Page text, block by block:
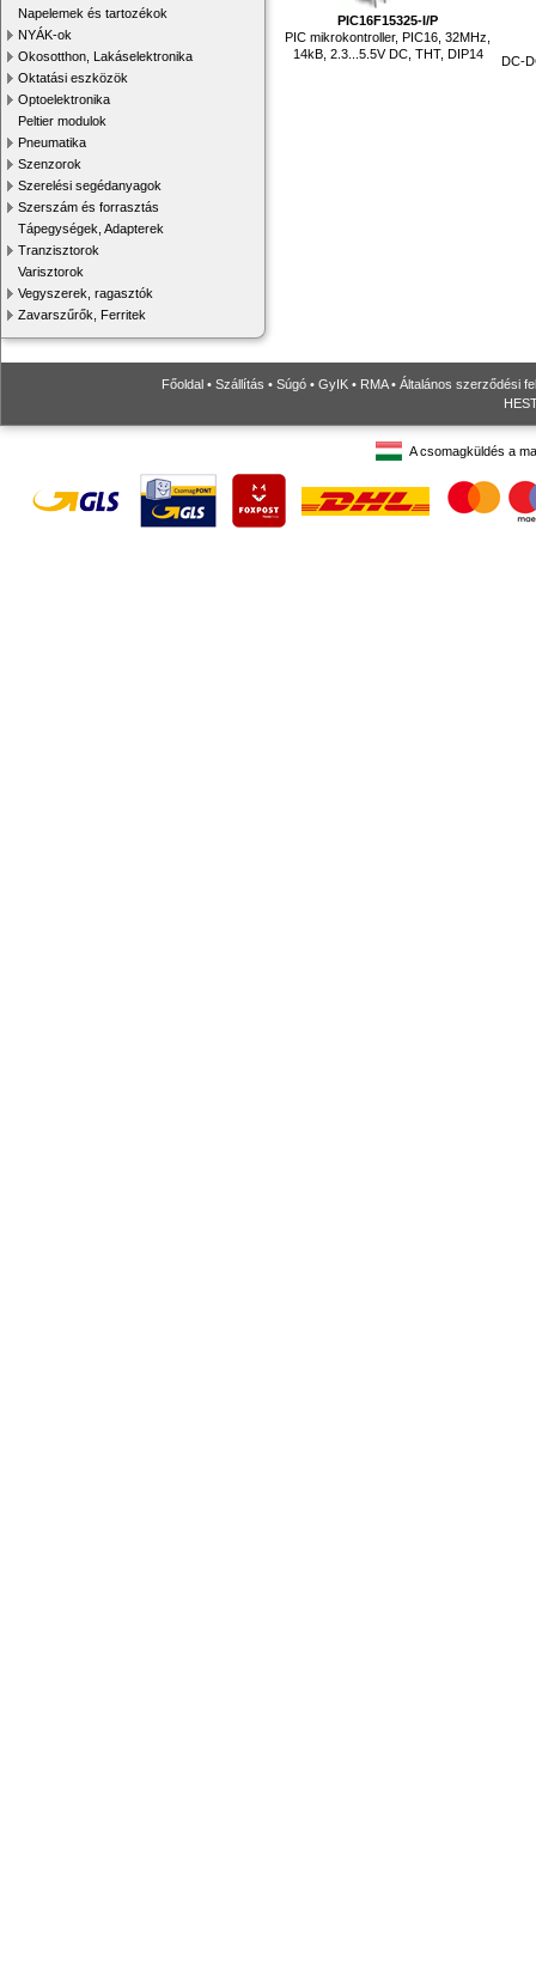
Napelemek és tartozékok
NYÁK-ok
Okosotthon, Lakáselektronika
Oktatási eszközök
Optoelektronika
Peltier modulok
Pneumatika
Szenzorok
Szerelési segédanyagok
Szerszám és forrasztás
Tápegységek, Adapterek
Tranzisztorok
Varisztorok
Vegyszerek, ragasztók
Zavarszűrők, Ferritek
PIC16F15325-I/P
PIC mikrokontroller, PIC16, 32MHz,
14kB, 2.3...5.5V DC, THT, DIP14
DC-
Főoldal • Szállítás • Súgó • GyIK • RMA• Általános szerződési
A csomagküldés a